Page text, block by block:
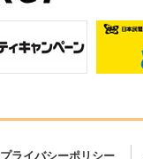
プライバシーポリシー